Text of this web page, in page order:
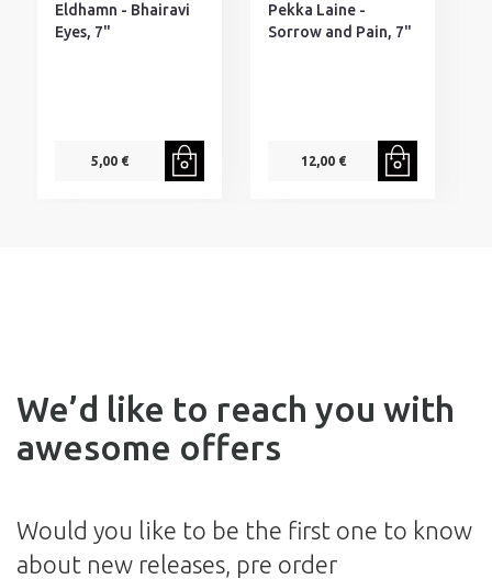
Eldhamn - Bhairavi
Eyes, 7"
5,00 €
Pekka Laine -
Sorrow and Pain, 7"
12,00 €
We’d like to reach you with
awesome offers
Would you like to be the first one to know
about new releases, pre order